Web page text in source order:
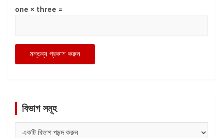
one × three =
বিভাগ সমূহ